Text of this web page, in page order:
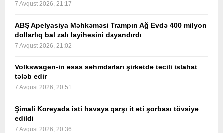
7 Avqust 2026, 21:17
ABŞ Apelyasiya Məhkəməsi Trampın Ağ Evdə 400 milyon
dollarlıq bal zalı layihəsini dayandırdı
7 Avqust 2026, 21:02
Volkswagen-in əsas səhmdarları şirkətdə təcili islahat
tələb edir
7 Avqust 2026, 20:51
Şimali Koreyada isti havaya qarşı it əti şorbası tövsiyə
edildi
7 Avqust 2026, 20:36